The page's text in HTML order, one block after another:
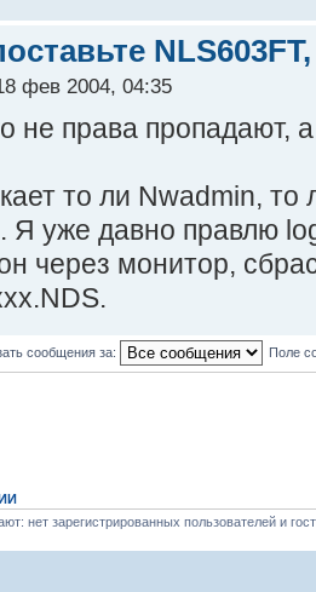
NLS603FT,
фев 2004, 04:35
не права пропадают,
то ли Nwadmin, то
Я уже давно правлю
через монитор,
сообщения за: Поле
нет зарегистрированных пользователей и